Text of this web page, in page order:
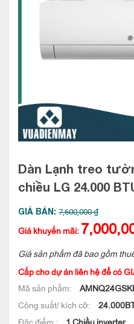
Dàn Lạnh treo
chiều LG 24.000
GIÁ BÁN: 7,600,000 ₫
Giá khuyến mãi:
Giá sản phẩm đã bao gồm
Cấp cho dự án liên hệ để có
Mã sản phẩm:
Công suất/ kích cỡ:
Đặc điểm :
1 Chiều inverter